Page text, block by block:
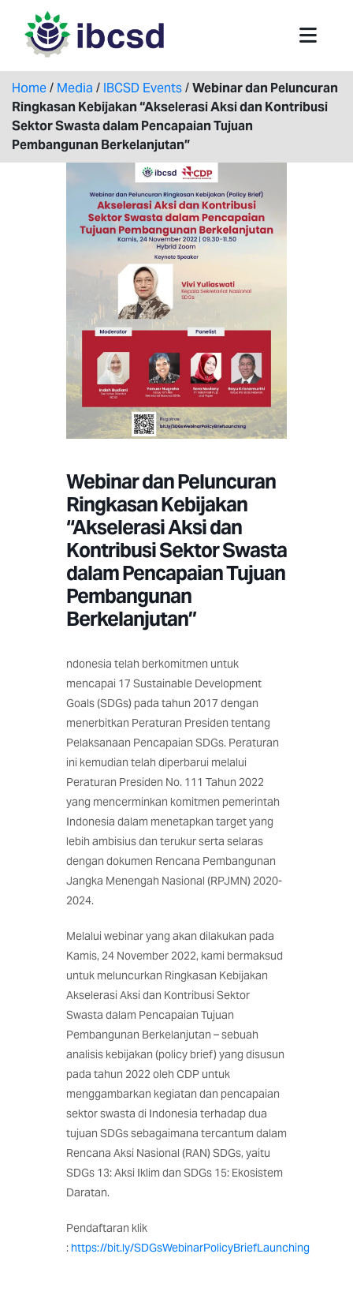
Home/ Media / IBCSD Events/Webinar dan Peluncuran
Ringkasan Kebijakan “Akselerasi Aksi dan Kontribusi
Sektor Swasta dalam Pencapaian Tujuan
Pembangunan Berkelanjutan”
Webinar dan Peluncuran
Ringkasan Kebijakan
“Akselerasi Aksi dan
Kontribusi Sektor Swasta
dalam Pencapaian Tujuan
Pembangunan
Berkelanjutan”
ndonesia telah berkomitmen untuk
mencapai 17 Sustainable Development
Goals (SDGs) pada tahun 2017 dengan
menerbitkan Peraturan Presiden tentang
Pelaksanaan Pencapaian SDGs. Peraturan
ini kemudian telah diperbarui melalui
Peraturan Presiden No. 111 Tahun 2022
yang mencerminkan komitmen pemerintah
Indonesia dalam menetapkan target yang
lebih ambisius dan terukur serta selaras
dengan dokumen Rencana Pembangunan
Jangka Menengah Nasional (RPJMN) 2020-
2024.
Melalui webinar yang akan dilakukan pada
Kamis, 24 November 2022, kami bermaksud
untuk meluncurkan Ringkasan Kebijakan
Akselerasi Aksi dan Kontribusi Sektor
Swasta dalam Pencapaian Tujuan
Pembangunan Berkelanjutan – sebuah
analisis kebijakan (policy brief) yang disusun
pada tahun 2022 oleh CDP untuk
menggambarkan kegiatan dan pencapaian
sektor swasta di Indonesia terhadap dua
tujuan SDGs sebagaimana tercantum dalam
Rencana Aksi Nasional (RAN) SDGs, yaitu
SDGs 13: Aksi Iklim dan SDGs 15: Ekosistem
Daratan.
Pendaftaran klik
: https://bit.ly/SDGsWebinarPolicyBriefLaunching